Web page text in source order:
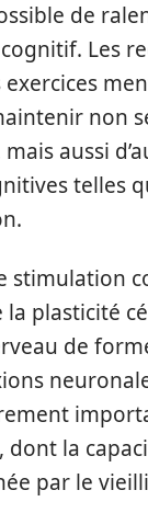
de
Les
non
aussi
telles
stimulation
plasticité
de
dont la
par le